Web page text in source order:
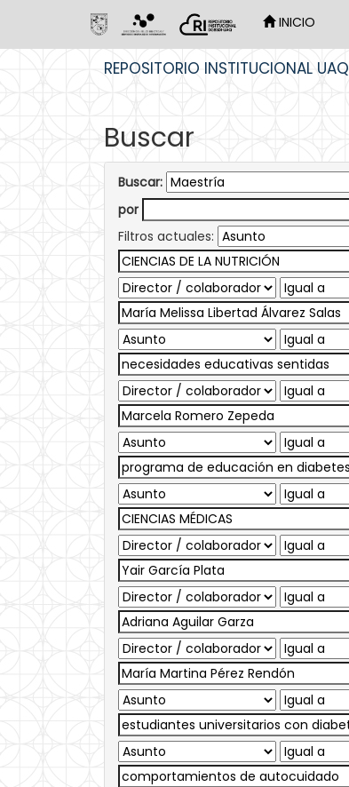
INICIO
REPOSITORIO INSTITUCIONAL UAQ
Buscar
Buscar:
por
Filtros actuales: